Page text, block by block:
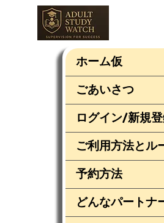
ホーム仮
ごあいさつ
ログイン/新規
ご利用方法とル
予約方法
どんなパートナ